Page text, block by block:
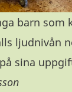
barn som
ljudnivån
sina